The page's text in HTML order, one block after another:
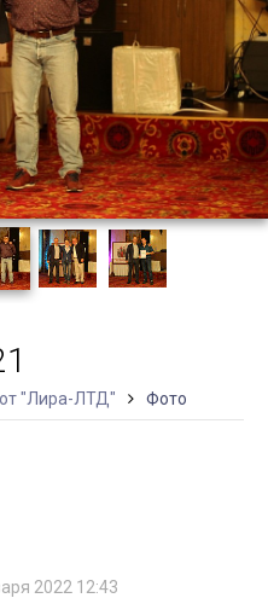
"Лира-ЛТД" Фото
2022 12:43